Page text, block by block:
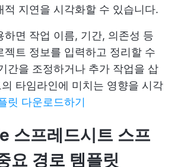
적 지연을 시각화할 수 있습니다.
하면 작업 이름, 기간, 의존성 등
젝트 정보를 입력하고 정리할 수
간을 조정하거나 추가 작업을 삽
타임라인에 미치는 영향을 시각
릿 다운로드하기
스프레드시트 스프
요 경로 템플릿